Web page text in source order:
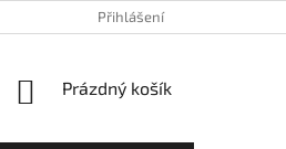
Přihlášení
NÁKUPNÍ
Prázdný košík